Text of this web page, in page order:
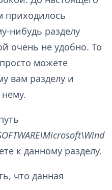
приходилось
нибудь разделу
очень не удобно. То
можете
вам разделу и
к данному разделу.
что данная